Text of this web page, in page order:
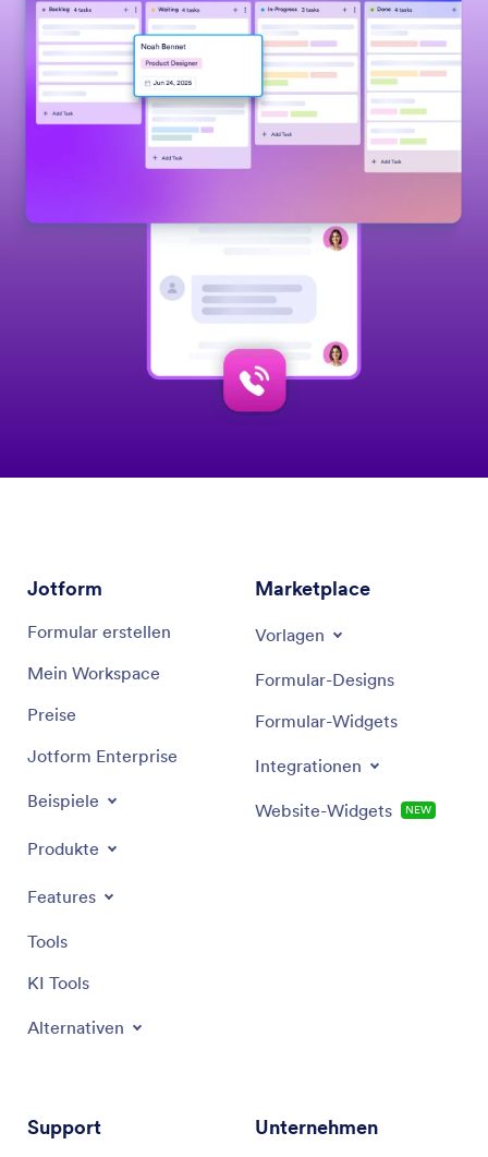
Jotform
Formular erstellen
Mein Workspace
Preise
Jotform Enterprise
Beispiele
Produkte
Features
Tools
KI Tools
Alternativen
Marketplace
Vorlagen
Formular-Designs
Formular-Widgets
Integrationen
Website-Widgets NEW
Support Unternehmen